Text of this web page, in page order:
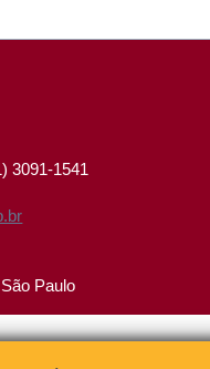
3091-1541
Paulo